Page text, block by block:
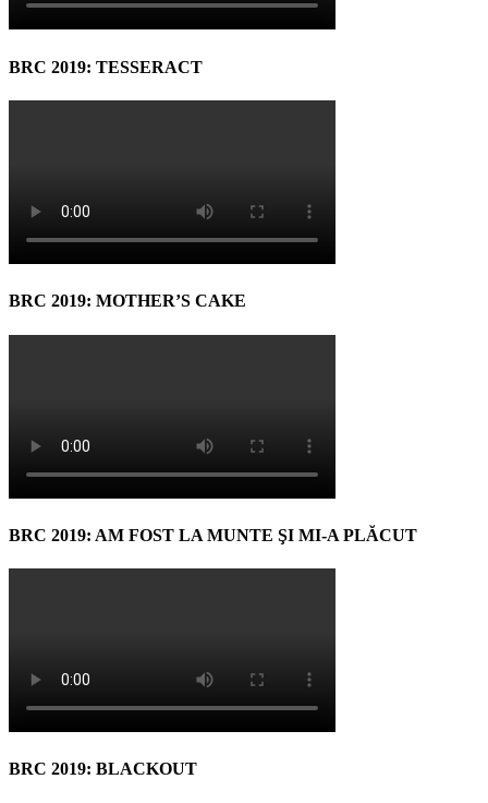
BRC 2019: TESSERACT
BRC 2019: MOTHER’S CAKE
BRC 2019: AM FOST LA MUNTE ŞI MI-A PLĂCUT
BRC 2019: BLACKOUT